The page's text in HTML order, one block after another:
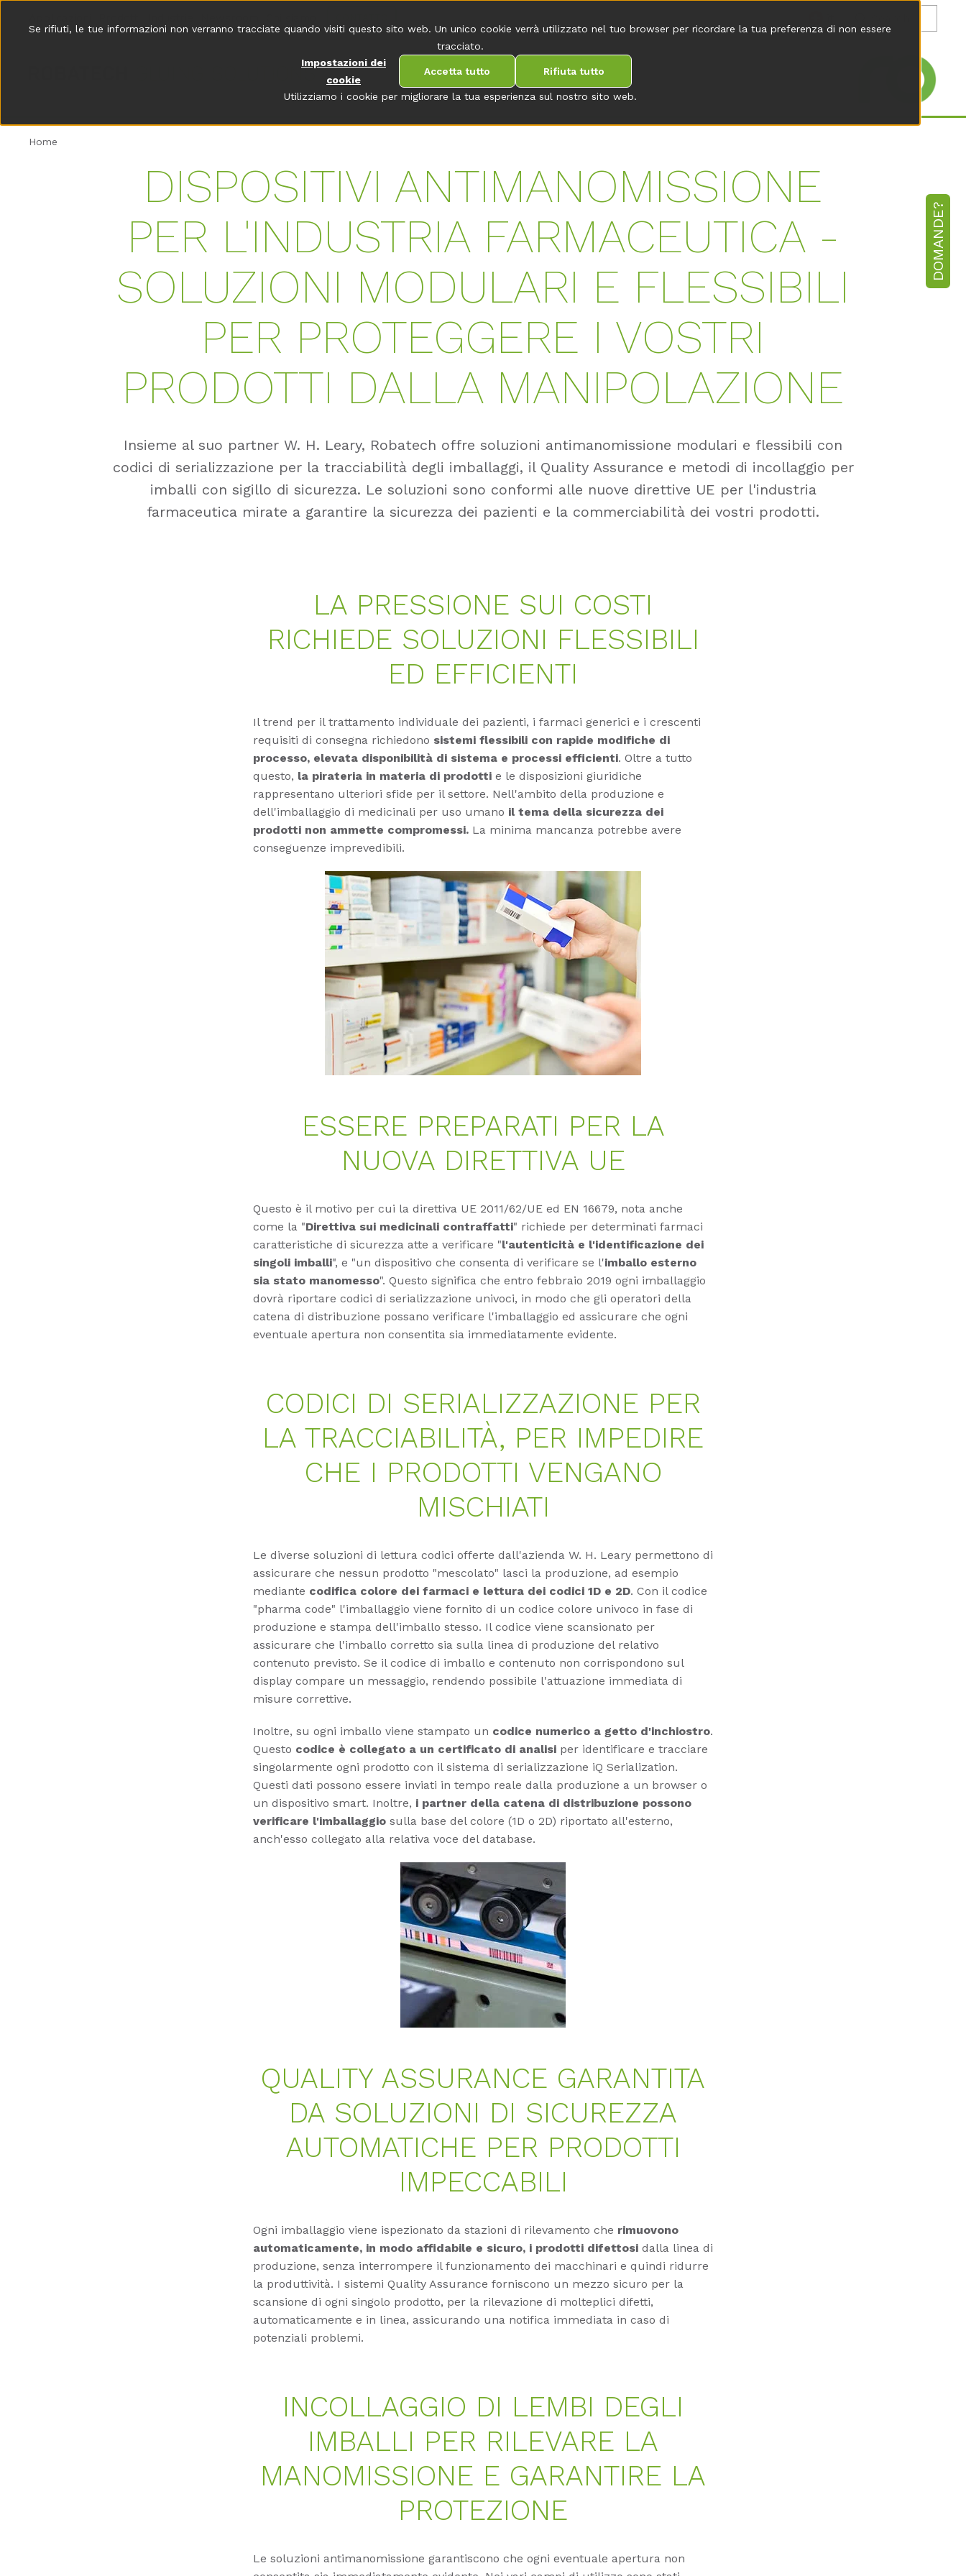
Utilizziamo i cookie per migliorare la tua esperienza sul nostro sito web.
Se rifiuti, le tue informazioni non verranno tracciate quando visiti questo sito web. Un unico cookie verrà utilizzato nel tuo browser per ricordare la tua preferenza di non essere
tracciato.
Impostazioni dei
cookie
Accetta tutto Rifiuta tutto
Home
DISPOSITIVI ANTIMANOMISSIONE
PER L'INDUSTRIA FARMACEUTICA -
SOLUZIONI MODULARI E FLESSIBILI
PER PROTEGGERE I VOSTRI
PRODOTTI DALLA MANIPOLAZIONE
Insieme al suo partner W. H. Leary, Robatech offre soluzioni antimanomissione modulari e flessibili con
codici di serializzazione per la tracciabilità degli imballaggi, il Quality Assurance e metodi di incollaggio per
imballi con sigillo di sicurezza. Le soluzioni sono conformi alle nuove direttive UE per l'industria
farmaceutica mirate a garantire la sicurezza dei pazienti e la commerciabilità dei vostri prodotti.
LA PRESSIONE SUI COSTI
RICHIEDE SOLUZIONI FLESSIBILI
ED EFFICIENTI
Il trend per il trattamento individuale dei pazienti, i farmaci generici e i crescenti
requisiti di consegna richiedono sistemi flessibili con rapide modifiche di
processo, elevata disponibilità di sistema e processi efficienti. Oltre a tutto
questo, la pirateria in materia di prodotti e le disposizioni giuridiche
rappresentano ulteriori sfide per il settore. Nell'ambito della produzione e
dell'imballaggio di medicinali per uso umano il tema della sicurezza dei
prodotti non ammette compromessi. La minima mancanza potrebbe avere
conseguenze imprevedibili.
ESSERE PREPARATI PER LA
NUOVA DIRETTIVA UE
Questo è il motivo per cui la direttiva UE 2011/62/UE ed EN 16679, nota anche
come la "Direttiva sui medicinali contraffatti" richiede per determinati farmaci
caratteristiche di sicurezza atte a verificare "l'autenticità e l'identificazione dei
singoli imballi", e "un dispositivo che consenta di verificare se l'imballo esterno
sia stato manomesso". Questo significa che entro febbraio 2019 ogni imballaggio
dovrà riportare codici di serializzazione univoci, in modo che gli operatori della
catena di distribuzione possano verificare l'imballaggio ed assicurare che ogni
eventuale apertura non consentita sia immediatamente evidente.
CODICI DI SERIALIZZAZIONE PER
LA TRACCIABILITÀ, PER IMPEDIRE
CHE I PRODOTTI VENGANO
MISCHIATI
Le diverse soluzioni di lettura codici offerte dall'azienda W. H. Leary permettono di
assicurare che nessun prodotto "mescolato" lasci la produzione, ad esempio
mediante codifica colore dei farmaci e lettura dei codici 1D e 2D. Con il codice
"pharma code" l'imballaggio viene fornito di un codice colore univoco in fase di
produzione e stampa dell'imballo stesso. Il codice viene scansionato per
assicurare che l'imballo corretto sia sulla linea di produzione del relativo
contenuto previsto. Se il codice di imballo e contenuto non corrispondono sul
display compare un messaggio, rendendo possibile l'attuazione immediata di
misure correttive.
Inoltre, su ogni imballo viene stampato un codice numerico a getto d'inchiostro.
Questo codice è collegato a un certificato di analisi per identificare e tracciare
singolarmente ogni prodotto con il sistema di serializzazione iQ Serialization.
Questi dati possono essere inviati in tempo reale dalla produzione a un browser o
un dispositivo smart. Inoltre, i partner della catena di distribuzione possono
verificare l'imballaggio sulla base del colore (1D o 2D) riportato all'esterno,
anch'esso collegato alla relativa voce del database.
QUALITY ASSURANCE GARANTITA
DA SOLUZIONI DI SICUREZZA
AUTOMATICHE PER PRODOTTI
IMPECCABILI
Ogni imballaggio viene ispezionato da stazioni di rilevamento che rimuovono
automaticamente, in modo affidabile e sicuro, i prodotti difettosi dalla linea di
produzione, senza interrompere il funzionamento dei macchinari e quindi ridurre
la produttività. I sistemi Quality Assurance forniscono un mezzo sicuro per la
scansione di ogni singolo prodotto, per la rilevazione di molteplici difetti,
automaticamente e in linea, assicurando una notifica immediata in caso di
potenziali problemi.
INCOLLAGGIO DI LEMBI DEGLI
IMBALLI PER RILEVARE LA
MANOMISSIONE E GARANTIRE LA
PROTEZIONE
Le soluzioni antimanomissione garantiscono che ogni eventuale apertura non
DOMANDE?